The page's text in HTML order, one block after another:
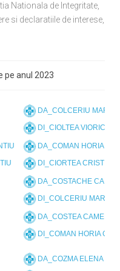
Nationala de Integritate,
si declaratiile de interese,
pe anul 2023
DA_COLCERIU MARIA
DI_CIOLTEA VIORICA
DA_COMAN HORIA
DI_CIORTEA
DA_COSTACHE
DI_COLCERIU MARIA
DA_COSTEA CAMELIA
DI_COMAN HORIA
DA_COZMA ELENA